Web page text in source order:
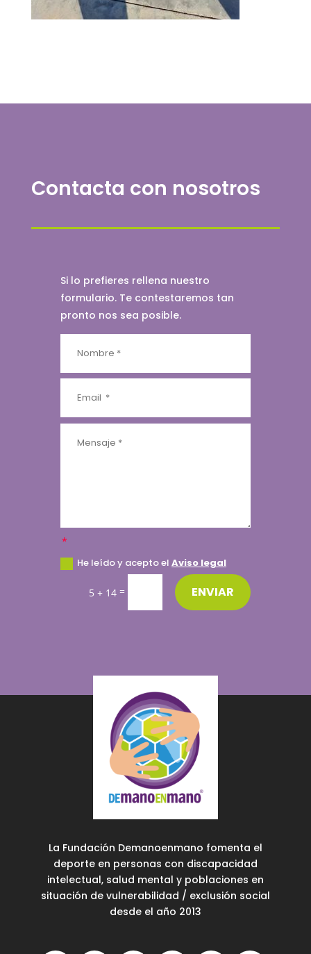
Contacta con nosotros
Si lo prefieres rellena nuestro
formulario. Te contestaremos tan
pronto nos sea posible.
He leído y acepto elAviso legal
5 + 14 = ENVIAR
La Fundación Demanoenmano fomenta el
deporte en personas con discapacidad
intelectual, salud mental y poblaciones en
situación de vulnerabilidad / exclusión social
desde el año 2013